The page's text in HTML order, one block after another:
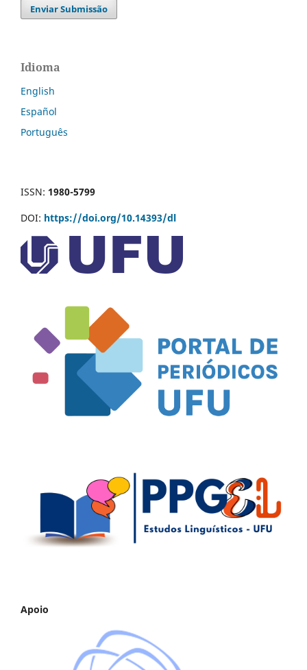
Enviar Submissão
Idioma
English
Español
Português
ISSN: 1980-5799
DOI: https://doi.org/10.14393/dl
Apoio